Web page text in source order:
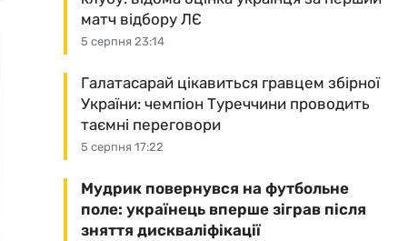
5 серпня 23:14
матч відбору ЛЄ
5 серпня 17:22
Галатасарай цікавиться гравцем збірної
України: чемпіон Туреччини проводить
таємні переговори
Мудрик повернувся на футбольне
поле: українець вперше зіграв після
зняття дискваліфікації